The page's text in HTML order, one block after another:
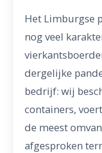
Het Limburgse
nog veel
dergelijke
bedrijf: wij
containers,
de meest
afgesproken